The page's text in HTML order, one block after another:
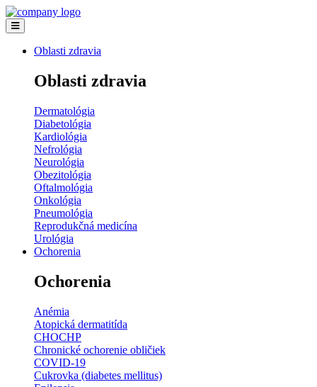
Oblasti zdravia
Oblasti zdravia
Dermatológia
Diabetológia
Kardiológia
Nefrológia
Neurológia
Obezitológia
Oftalmológia
Onkológia
Pneumológia
Reprodukčná medicína
Urológia
Ochorenia
Ochorenia
Anémia
Atopická dermatitída
CHOCHP
Chronické ochorenie obličiek
COVID-19
Cukrovka (diabetes mellitus)